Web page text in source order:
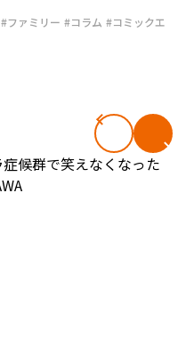
#ファミリー #コラム #コミックエ